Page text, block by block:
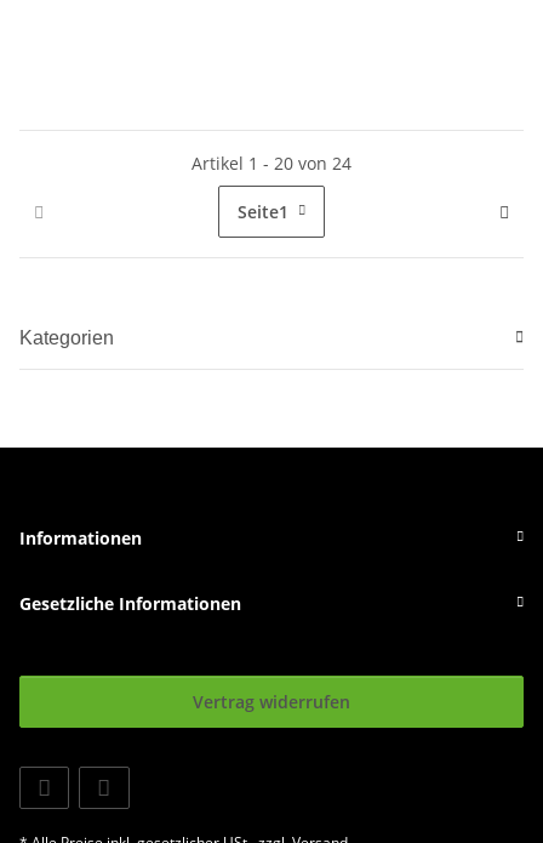
Artikel 1 - 20 von 24
Seite1
Kategorien
Informationen
Gesetzliche Informationen
Vertrag widerrufen